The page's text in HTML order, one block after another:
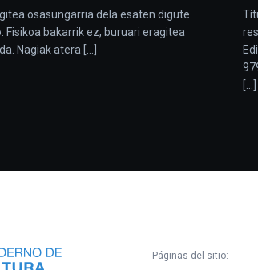
osasungarria dela esaten digute
Fisikoa bakarrik ez, buruari eragitea
Nagiak atera [...]
[...]
Páginas del sitio: